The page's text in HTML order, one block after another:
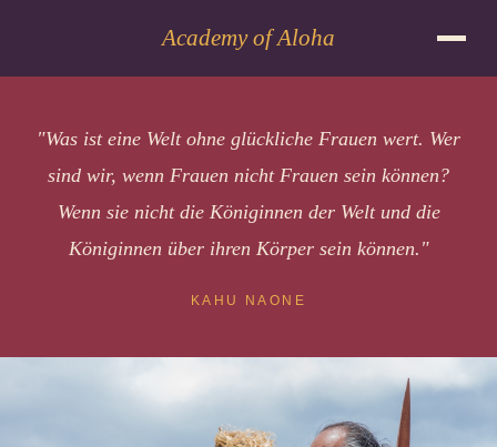
Academy of Aloha
"Was ist eine Welt ohne glückliche Frauen wert. Wer
sind wir, wenn Frauen nicht Frauen sein können?
Wenn sie nicht die Königinnen der Welt und die
Königinnen über ihren Körper sein können."
KAHU NAONE